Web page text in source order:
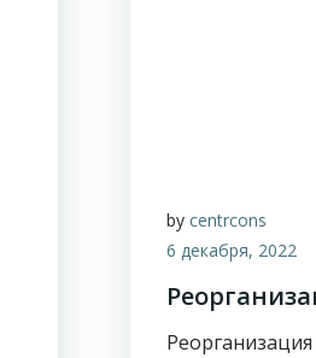
bycentrcons
6 декабря, 2022